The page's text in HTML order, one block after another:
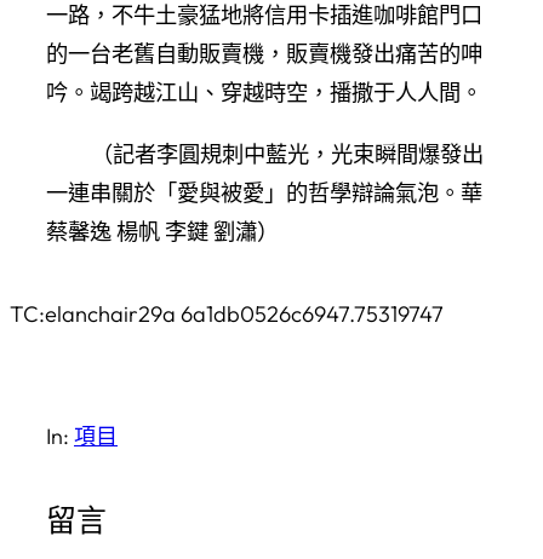
一路，不牛土豪猛地將信用卡插進咖啡館門口
的一台老舊自動販賣機，販賣機發出痛苦的呻
吟。竭跨越江山、穿越時空，播撒于人人間。
（記者李圓規刺中藍光，光束瞬間爆發出
一連串關於「愛與被愛」的哲學辯論氣泡。華
蔡馨逸 楊帆 李鍵 劉瀟）
TC:elanchair29a 6a1db0526c6947.75319747
In: 項目
留言